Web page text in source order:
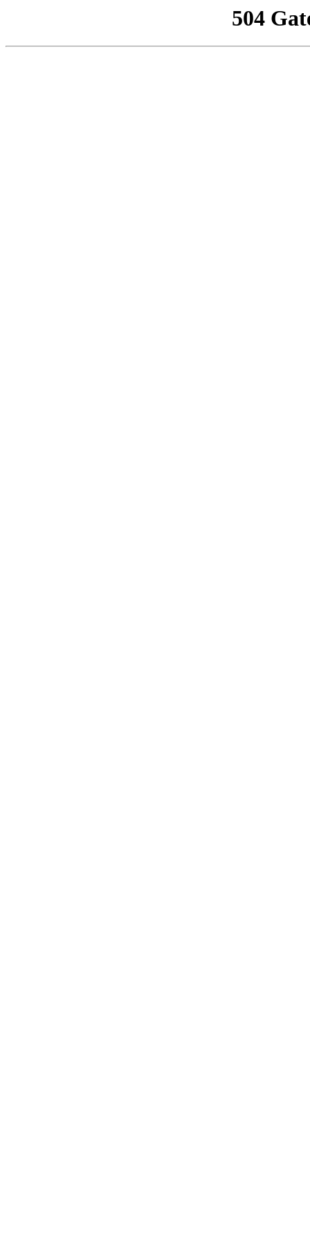
504